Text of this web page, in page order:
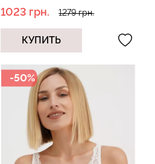
1023 грн. 1279 грн.
КУПИТЬ
-50%